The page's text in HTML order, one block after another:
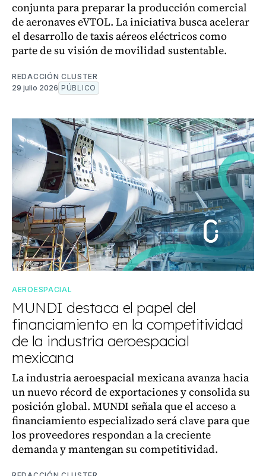
conjunta para preparar la producción comercial
de aeronaves eVTOL. La iniciativa busca acelerar
el desarrollo de taxis aéreos eléctricos como
parte de su visión de movilidad sustentable.
REDACCIÓN CLUSTER
29 julio 2026 PÚBLICO
AEROESPACIAL
MUNDI destaca el papel del
financiamiento en la competitividad
de la industria aeroespacial
mexicana
La industria aeroespacial mexicana avanza hacia
un nuevo récord de exportaciones y consolida su
posición global. MUNDI señala que el acceso a
financiamiento especializado será clave para que
los proveedores respondan a la creciente
demanda y mantengan su competitividad.